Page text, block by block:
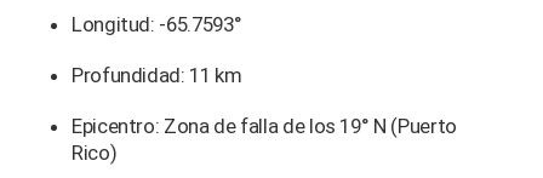
Longitud: -65.7593°
Profundidad: 11 km
Epicentro: Zona de falla de los 19° N (Puerto
Rico)